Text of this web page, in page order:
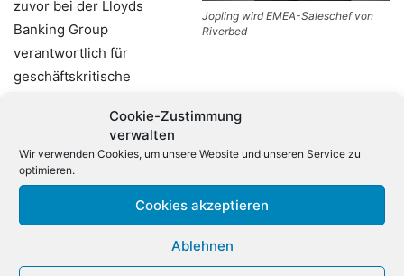
Cookie-Zustimmung
verwalten
Wir verwenden Cookies, um unsere Website und unseren Service zu
optimieren.
Cookies akzeptieren
Ablehnen
Jopling wird EMEA-Saleschef von
Riverbed
zuvor bei der Lloyds
Banking Group
verantwortlich für
geschäftskritische
beim britischen Telekommunikationsunternehmen BT und
bekleidete dort verschiedene Rollen: Als VP of Financial
Services wickelte er große Kundenprojekte zur Digitalen
Transformation ab. In seiner Position als Director of EMEA
Carriers verkaufte und verwaltete er komplexe Managed?
Networks?Services für Mobil? und Festnetzbetreiber.